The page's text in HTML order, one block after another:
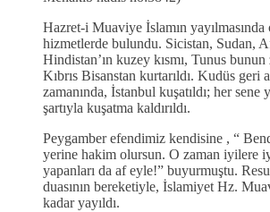
Hazret-i Muaviye İslamın yayılmasında
hizmetlerde bulundu. Sicistan, Sudan,
Hindistan’ın kuzey kısmı, Tunus bunun
Kıbrıs Bisanstan kurtarıldı. Kudüs geri
zamanında, İstanbul kuşatıldı; her
şartıyla kuşatma kaldırıldı.
Peygamber efendimiz kendisine , “
yerine hakim olursun. O zaman iyilere
yapanları da af eyle!” buyurmuştu.
duasının bereketiyle, İslamiyet Hz.
kadar yayıldı.